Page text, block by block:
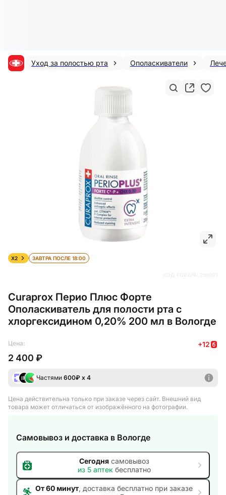
Уход за полостью рта Ополаскиватели
Curaprox Перио Плюс Форте
Ополаскиватель для полости рта с
хлоргексидином 0,20% 200 мл в Вологде
X2 ЗАВТРА ПОСЛЕ 18:00
Цена: +12
2 400 ₽
Частями 600₽ х 4
Цена действительна только при заказе через сайт. Внешний вид
товара может отличаться от изображённого на фотографии.
Самовывоз и доставка в Вологде
Сегоднясамовывоз
из 5 аптек бесплатно
От 60 минут, доставка бесплатно при заказе